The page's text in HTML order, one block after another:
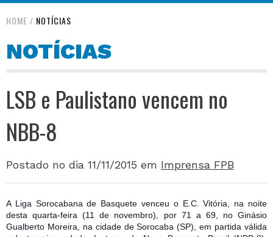
HOME / NOTÍCIAS
NOTÍCIAS
LSB e Paulistano vencem no
NBB-8
Postado no dia 11/11/2015 em Imprensa FPB
A Liga Sorocabana de Basquete venceu o E.C. Vitória, na noite
desta quarta-feira (11 de novembro), por 71 a 69, no Ginásio
Gualberto Moreira, na cidade de Sorocaba (SP), em partida válida